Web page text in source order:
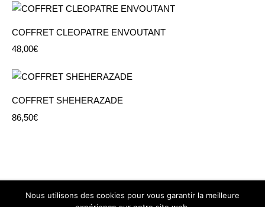
COFFRET CLEOPATRE ENVOUTANT
48,00€
COFFRET SHEHERAZADE
86,50€
Copyright © 2026L'Orientale Box— Mentions Légales
Nous utilisons des cookies pour vous garantir la meilleure